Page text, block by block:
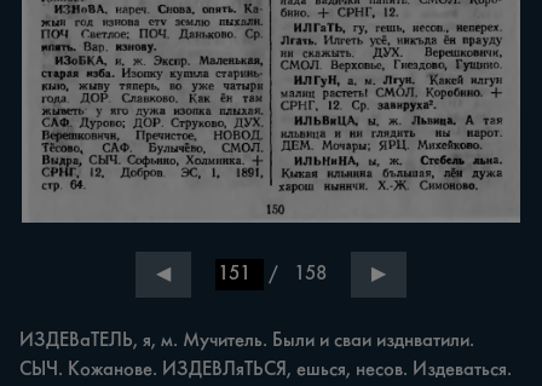
◀ / 158 ▶
ИЗДЕВаТЕЛЬ, я, м. Мучитель. Были и сваи изднватили.
СЫЧ. Кожанове. ИЗДЕВЛяТЬСЯ, ешься, несов. Издеваться.